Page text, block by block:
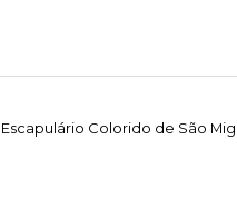
Escapulário Colorido de São